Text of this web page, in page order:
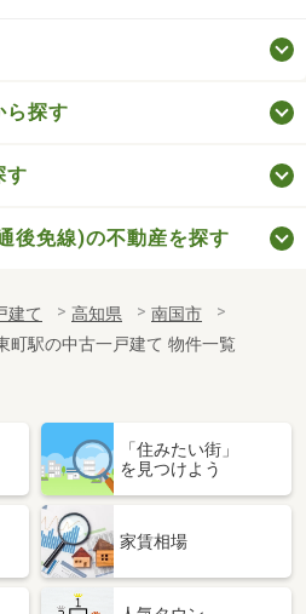
ら探す
す
後免線)の不動産を探す
建て 高知県
南国市
町駅の中古一戸建て 物件一覧
「住みたい街」
を見つけよう
家賃相場